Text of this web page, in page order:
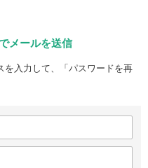
メールを送信
を入力して、「パスワードを再